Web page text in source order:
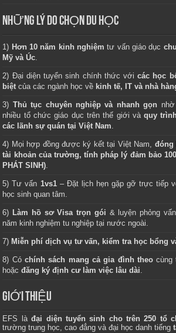
NHỮNG LÝ DO CHỌN DU HỌC
1) Hơn 10 năm kinh nghiệm tư vấn giáo dục
Mỹ và Úc.
2) Đại diện tuyển sinh chính thức vớicác học
biệt của các ngành học về kinh tế, IT và nhà
3) Thủ tục chuyên nghiệp và nhanh gọn
nhiều tổ chức giáo dục trên thế giới vàquy
các lãnh sự quán tại Việt Nam.
4) Mọi hợp đồng được ký kết tại Việt Nam, đóng
tài khoản của trường, tính pháp lý đảm bảo
PHÁT SINH).
5) Tư vấn 1vs1– Đặt lịch hẹn gặp gỡ trực tiếp
học sinh quan tâm.
6) Làm hồ sơ Visa trọn gói & luyện phỏng
năm kinh nghiệm tu nghiệp tại nước ngoài.
7) Miễn phí dịch vụ tư vấn, kiểm tra học bổng
8) Cóchính sách mang cả gia đình theocùng
hoặcđăng ký định cư làm việc lâu dài.
GIỚI THIỆU
EFS làđại diện tuyển sinh cho trên 250 tổ
trường trung học, cao đẳng và đại học danh tiếng